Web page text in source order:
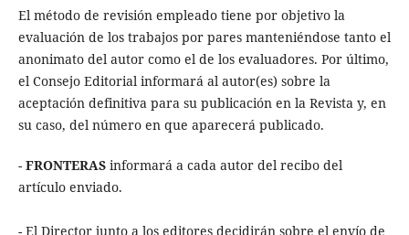
El método de revisión empleado tiene por objetivo la
evaluación de los trabajos por pares manteniéndose tanto el
anonimato del autor como el de los evaluadores. Por último,
el Consejo Editorial informará al autor(es) sobre la
aceptación definitiva para su publicación en la Revista y, en
su caso, del número en que aparecerá publicado.
- FRONTERASinformará a cada autor del recibo del
artículo enviado.
- El Director junto a los editores decidirán sobre el envío de